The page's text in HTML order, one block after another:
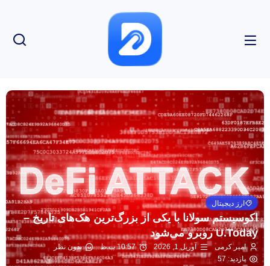
ارز دیجیتال
اکوسیستم سولانا با یکی از بزرگ‌ترین هک‌های تاریخ –
U.Today روبرو می‌شود
امیر کرمی آوریل 1, 2026 10:57 ب.ظ
بدون نظر
بازدید: 57